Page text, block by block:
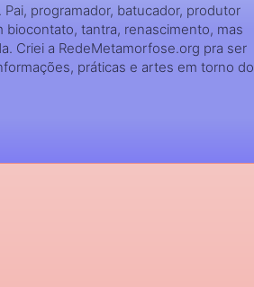
programador, batucador, produtor
biocontato, tantra, renascimento, mas
Criei a RedeMetamorfose.org pra ser
práticas e artes em torno do